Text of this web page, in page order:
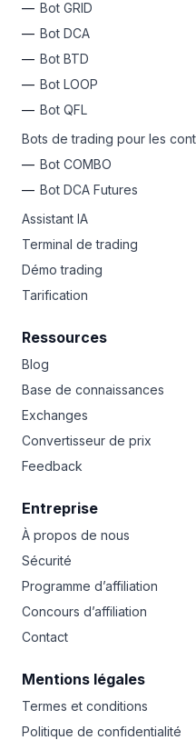
Bot GRID
Bot DCA
Bot BTD
Bot LOOP
Bot QFL
Bots de trading pour les
Bot COMBO
Bot DCA Futures
Assistant IA
Terminal de trading
Démo trading
Tarification
Ressources
Blog
Base de connaissances
Exchanges
Convertisseur de prix
Feedback
Entreprise
À propos de nous
Sécurité
Programme d’affiliation
Concours d’affiliation
Contact
Mentions légales
Termes et conditions
Politique de confidentialité